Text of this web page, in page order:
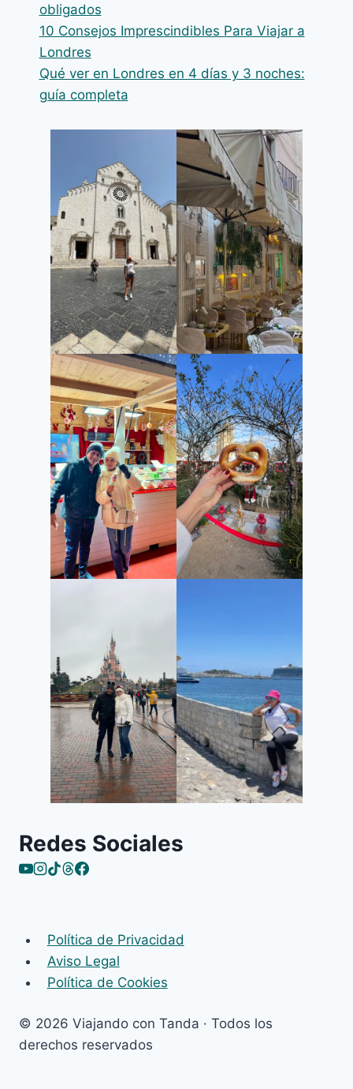
obligados
10 Consejos Imprescindibles Para Viajar a
Londres
Qué ver en Londres en 4 días y 3 noches:
guía completa
Redes Sociales
Política de Privacidad
Aviso Legal
Política de Cookies
© 2026 Viajando con Tanda · Todos los
derechos reservados